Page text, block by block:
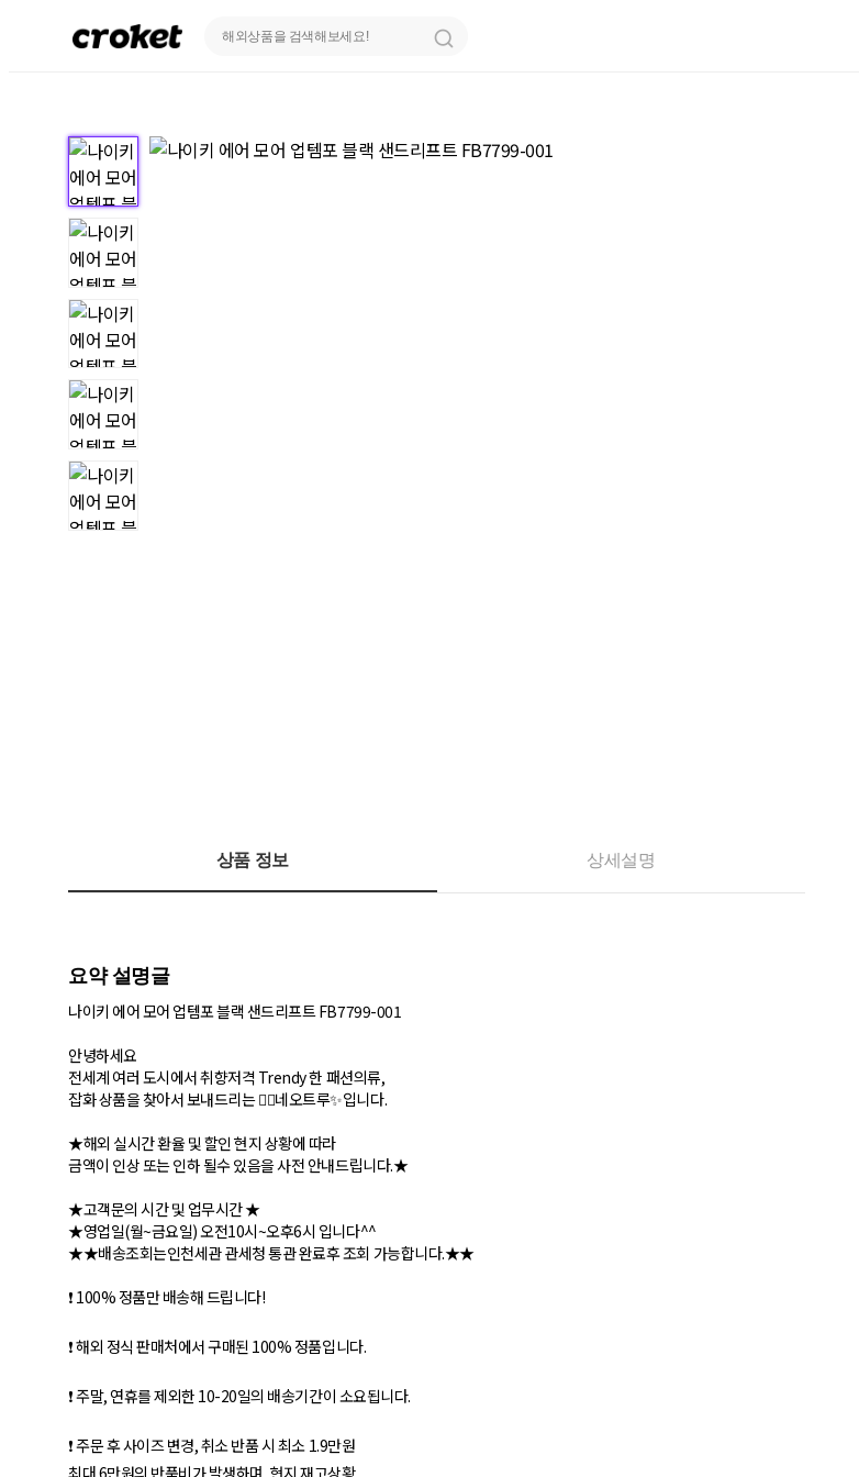
상품 정보 상세설명
요약 설명글
나이키 에어 모어 업템포 블랙 샌드리프트 FB7799-001
안녕하세요
전세계 여러 도시에서 취향저격 Trendy 한 패션의류,
잡화 상품을 찾아서 보내드리는 🙇‍♂네오트루✨입니다.
★해외 실시간 환율 및 할인 현지 상황에 따라
금액이 인상 또는 인하 될수 있음을 사전 안내드립니다.★
★고객문의 시간 및 업무시간 ★
★영업일(월~금요일) 오전10시~오후6시 입니다^^
★★배송조회는인천세관 관세청 통관 완료후 조회 가능합니다.★★
❗ 100% 정품만 배송해 드립니다!
❗ 해외 정식 판매처에서 구매된 100% 정품입니다.
❗ 주말, 연휴를 제외한 10-20일의 배송기간이 소요됩니다.
❗ 주문 후 사이즈 변경, 취소 반품 시 최소 1.9만원